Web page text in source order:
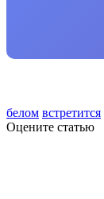
белом встретится
Оцените статью